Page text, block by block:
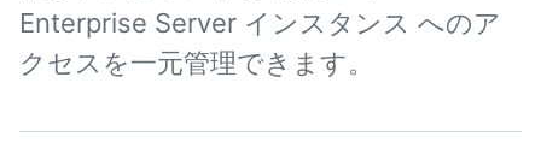
Enterprise Server インスタンス へのア
クセスを一元管理できます。